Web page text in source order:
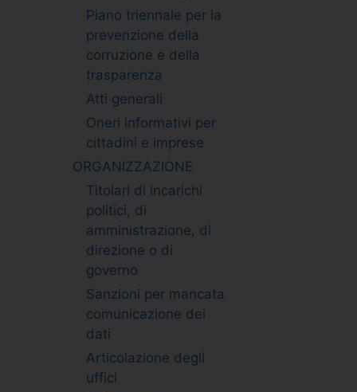
Piano triennale per la
prevenzione della
corruzione e della
trasparenza
Atti generali
Oneri informativi per
cittadini e imprese
ORGANIZZAZIONE
Titolari di incarichi
politici, di
amministrazione, di
direzione o di
governo
Sanzioni per mancata
comunicazione dei
dati
Articolazione degli
uffici